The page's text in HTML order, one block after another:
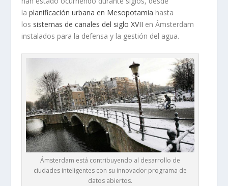
laplanificación urbana en Mesopotamia hasta
los sistemas de canales del siglo XVII en Ámsterdam
instalados para la defensa y la gestión del agua.
Ámsterdam está contribuyendo al desarrollo de
ciudades inteligentes con su innovador programa de
datos abiertos.